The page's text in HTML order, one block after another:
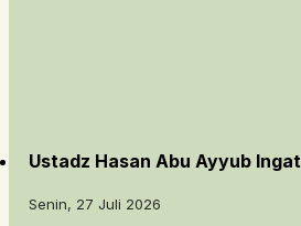
Ustadz Hasan Abu Ayyub
Senin, 27 Juli 2026